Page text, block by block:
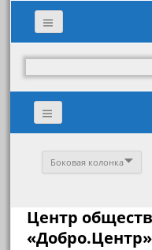
Боковая колонка
Центр
«Добро.Центр»